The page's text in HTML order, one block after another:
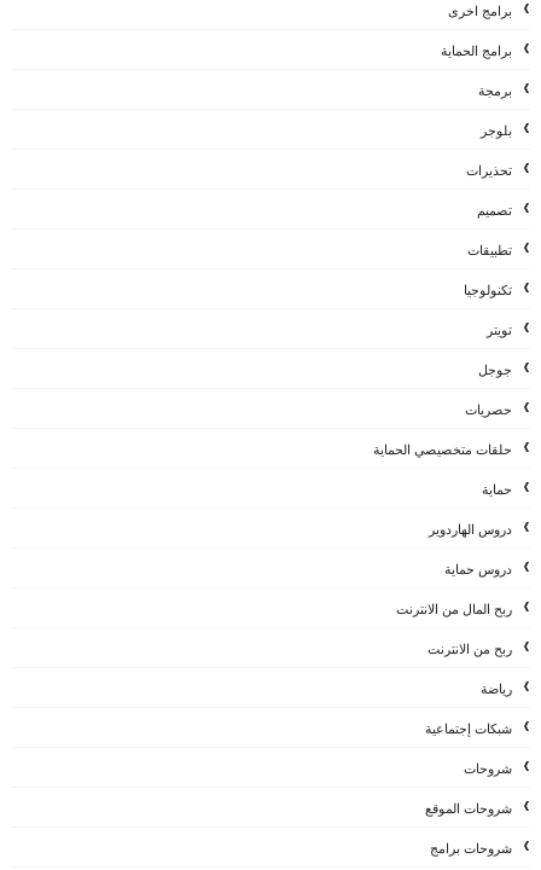
برامج اخرى
برامج الحماية
برمجة
بلوجر
تحذيرات
تصميم
تطبيقات
تكنولوجيا
تويتر
جوجل
حصريات
حلقات متخصيصي الحماية
حماية
دروس الهاردوير
دروس حماية
ربح المال من الانترنت
ربح من الانترنت
رياضة
شبكات إجتماعية
شروحات
شروحات الموقع
شروحات برامج